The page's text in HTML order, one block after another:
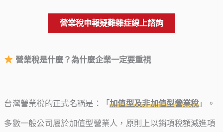
營業稅申報疑難雜症線上諮詢
營業稅是什麼？為什麼企業一定要重視
台灣營業稅的正式名稱是：「加值型及非加值型營業稅」。
多數一般公司屬於加值型營業人，原則上以銷項稅額減進項